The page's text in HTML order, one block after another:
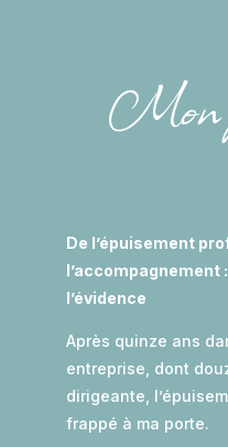
Mon
De l’épuisement
l’accompagnement
l’évidence
Après quinze ans
entreprise, dont
dirigeante,
frappé à ma porte.